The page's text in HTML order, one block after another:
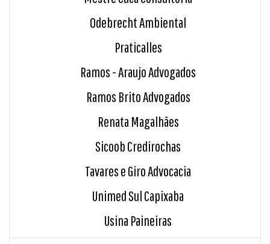
Odebrecht Ambiental
Praticalles
Ramos - Araujo Advogados
Ramos Brito Advogados
Renata Magalhães
Sicoob Credirochas
Tavares e Giro Advocacia
Unimed Sul Capixaba
Usina Paineiras